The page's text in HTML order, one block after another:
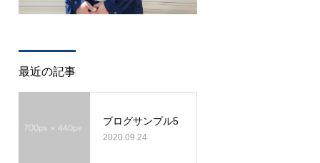
最近の記事
ブログサンプル5
2020.09.24